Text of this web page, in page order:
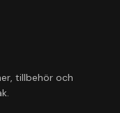
tillbehör och